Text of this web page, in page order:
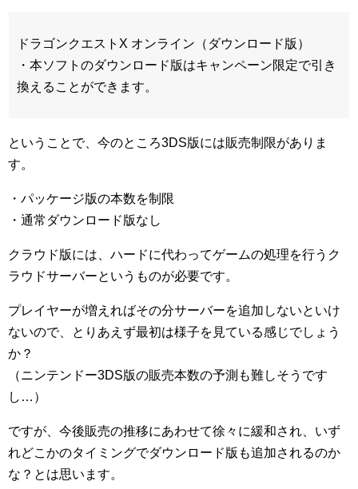
ドラゴンクエストX オンライン（ダウンロード版）
・本ソフトのダウンロード版はキャンペーン限定で引き
換えることができます。
ということで、今のところ3DS版には販売制限がありま
す。
・パッケージ版の本数を制限
・通常ダウンロード版なし
クラウド版には、ハードに代わってゲームの処理を行うク
ラウドサーバーというものが必要です。
プレイヤーが増えればその分サーバーを追加しないといけ
ないので、とりあえず最初は様子を見ている感じでしょう
か？
（ニンテンドー3DS版の販売本数の予測も難しそうです
し…）
ですが、今後販売の推移にあわせて徐々に緩和され、いず
れどこかのタイミングでダウンロード版も追加されるのか
な？とは思います。